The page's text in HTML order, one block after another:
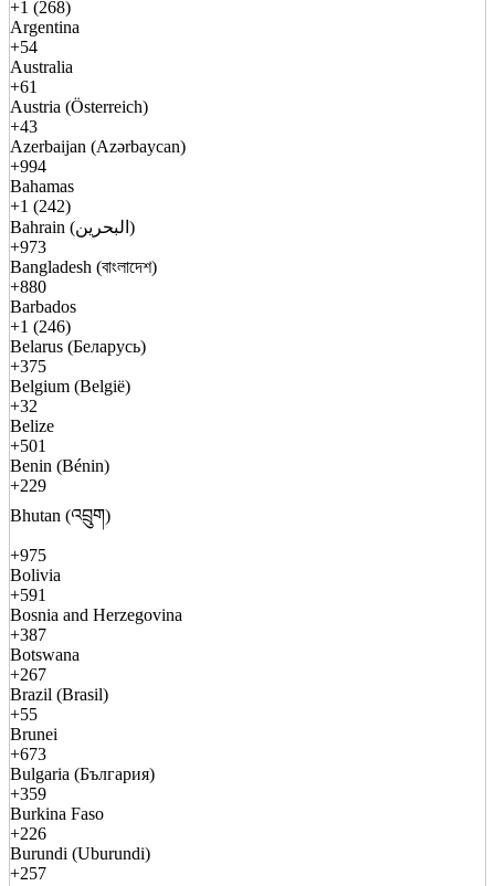
+1 (268)
Argentina
+54
Australia
+61
Austria (Österreich)
+43
Azerbaijan (Azərbaycan)
+994
Bahamas
+1 (242)
Bahrain (البحرين)
+973
Bangladesh (বাংলাদেশ)
+880
Barbados
+1 (246)
Belarus (Беларусь)
+375
Belgium (België)
+32
Belize
+501
Benin (Bénin)
+229
Bhutan (འབྲུག)
+975
Bolivia
+591
Bosnia and Herzegovina
+387
Botswana
+267
Brazil (Brasil)
+55
Brunei
+673
Bulgaria (България)
+359
Burkina Faso
+226
Burundi (Uburundi)
+257